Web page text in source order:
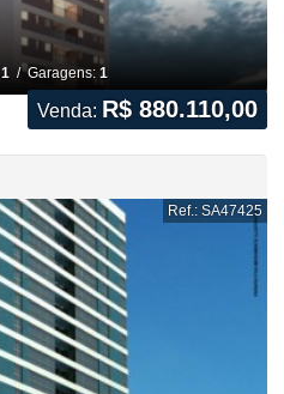
1/ Garagens: 1
Venda: R$ 880.110,00
Ref.: SA47425